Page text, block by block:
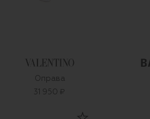
Оправа
31 950 ₽